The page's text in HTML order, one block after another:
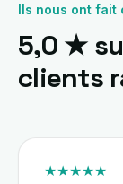
Ils nous ont fait
5,0 ★
clients
★★★★★